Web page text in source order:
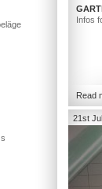
Infos
Read
21st